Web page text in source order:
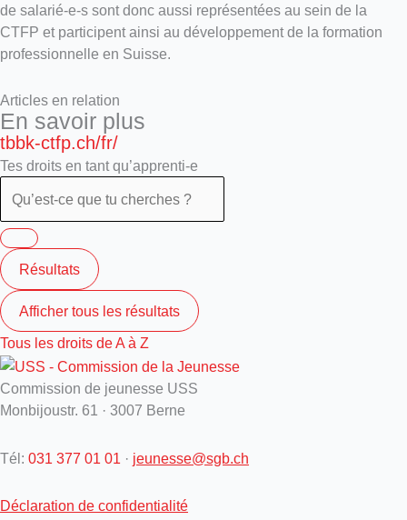
de salarié-e-s sont donc aussi représentées au sein de la
CTFP et participent ainsi au développement de la formation
professionnelle en Suisse.
Articles en relation
En savoir plus
tbbk-ctfp.ch/fr/
Tes droits en tant qu’apprenti-e
Résultats
Afficher tous les résultats
Tous les droits de A à Z
Commission de jeunesse USS
Monbijoustr. 61 · 3007 Berne
Tél: 031 377 01 01 · jeunesse@sgb.ch
Déclaration de confidentialité